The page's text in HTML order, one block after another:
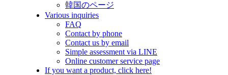
韓国のページ
Various inquiries
FAQ
Contact by phone
Contact us by email
Simple assessment via LINE
Online customer service page
If you want a product, click here!